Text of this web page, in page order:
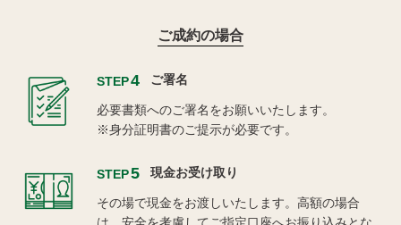
ご成約の場合
STEP4 ご署名
必要書類へのご署名をお願いいたします。
※身分証明書のご提示が必要です。
STEP5 現金お受け取り
その場で現金をお渡しいたします。高額の場合